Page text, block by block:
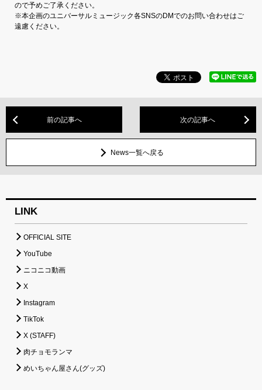
ので予めご了承ください。
※本企画のユニバーサルミュージック各SNSのDMでのお問い合わせはご
遠慮ください。
前の記事へ 次の記事へ
News一覧へ戻る
LINK
OFFICIAL SITE
YouTube
ニコニコ動画
X
Instagram
TikTok
X (STAFF)
肉チョモランマ
めいちゃん屋さん(グッズ)